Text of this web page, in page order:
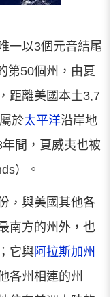
一以3個元音結尾
第50個州，由夏
距離美國本土3,7
於太平洋沿岸地
年間，夏威夷也被
）。
，與美國其他各
南方的州外，也
它與阿拉斯加州
各州相連的州